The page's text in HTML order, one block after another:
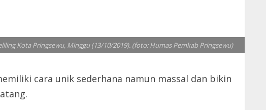
Kota Pringsewu, Minggu (13/10/2019). (foto: Humas Pemkab Pringsewu)
cara unik sederhana namun massal dan bikin